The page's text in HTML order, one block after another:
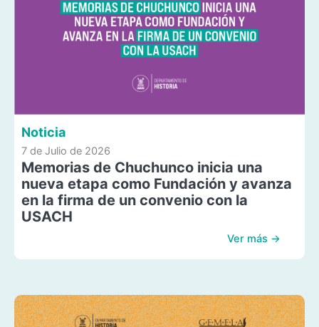
Noticia
7 de Julio de 2026
Memorias de Chuchunco inicia una
nueva etapa como Fundación y avanza
en la firma de un convenio con la
USACH
Ver más →